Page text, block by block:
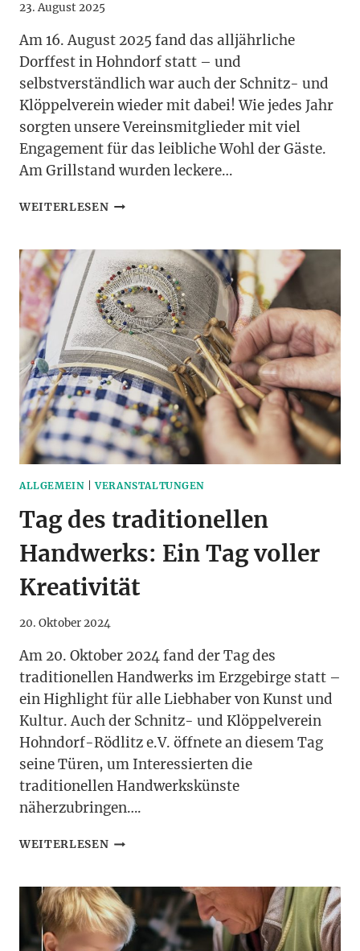
23. August 2025
Am 16. August 2025 fand das alljährliche
Dorffest in Hohndorf statt – und
selbstverständlich war auch der Schnitz- und
Klöppelverein wieder mit dabei! Wie jedes Jahr
sorgten unsere Vereinsmitglieder mit viel
Engagement für das leibliche Wohl der Gäste.
Am Grillstand wurden leckere…
WEITERLESENEIN
VERBINDET:
RÜCKBLICK
AUF
DAS
DORFFEST
2025
ALLGEMEIN |VERANSTALTUNGEN
Tag des traditionellen
Handwerks: Ein Tag voller
Kreativität
20. Oktober 2024
Am 20. Oktober 2024 fand der Tag des
traditionellen Handwerks im Erzgebirge statt –
ein Highlight für alle Liebhaber von Kunst und
Kultur. Auch der Schnitz- und Klöppelverein
Hohndorf-Rödlitz e.V. öffnete an diesem Tag
seine Türen, um Interessierten die
traditionellen Handwerkskünste
näherzubringen….
WEITERLESENTAG
HANDWERKS:
EIN
TAG
VOLLER